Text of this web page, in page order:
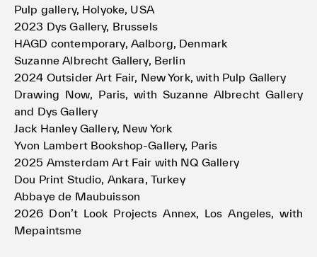
Pulp gallery, Holyoke, USA
2023 Dys Gallery, Brussels
HAGD contemporary, Aalborg, Denmark
Suzanne Albrecht Gallery, Berlin
2024 Outsider Art Fair, New York, with Pulp Gallery
Drawing Now, Paris, with Suzanne Albrecht Gallery
and Dys Gallery
Jack Hanley Gallery, New York
Yvon Lambert Bookshop-Gallery, Paris
2025 Amsterdam Art Fair with NQ Gallery
Dou Print Studio, Ankara, Turkey
Abbaye de Maubuisson
2026 Don’t Look Projects Annex, Los Angeles, with
Mepaintsme